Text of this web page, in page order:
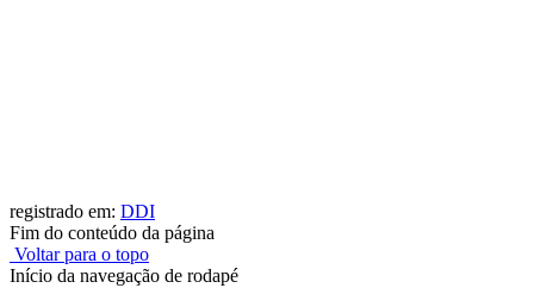
registrado em: DDI
Fim do conteúdo da página
Voltar para o topo
Início da navegação de rodapé